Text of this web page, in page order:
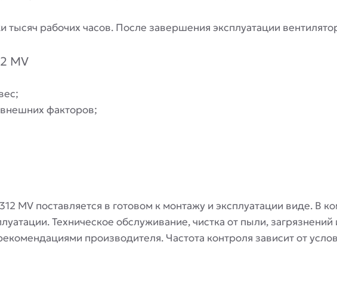
тысяч рабочих часов. После завершения эксплуатации
MV
факторов;
MV поставляется в готовом к монтажу и эксплуатации виде. В
Техническое обслуживание, чистка от пыли,
производителя. Частота контроля зависит от